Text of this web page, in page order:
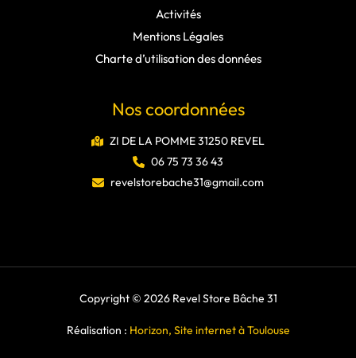
Activités
Mentions Légales
Charte d’utilisation des données
Nos coordonnées
ZI DE LA POMME 31250 REVEL
06 75 73 36 43
revelstorebache31@gmail.com
Copyright © 2026 Revel Store Bâche 31
Réalisation : Horizon, Site internet à Toulouse